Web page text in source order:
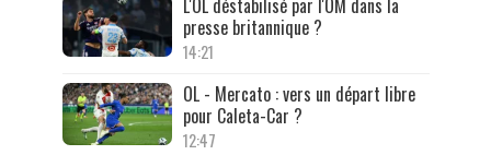
L'OL déstabilisé par l'OM dans la
presse britannique ?
14:21
OL - Mercato : vers un départ libre
pour Caleta-Car ?
12:47